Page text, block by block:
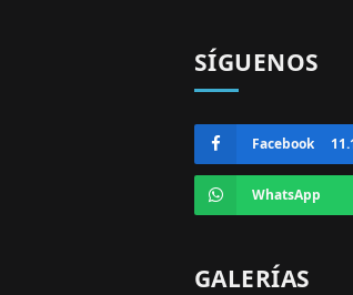
SÍGUENOS
Facebook
WhatsApp
GALERÍAS